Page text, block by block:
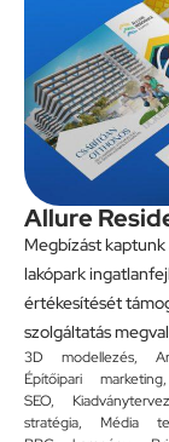
Allure
Megbízást
lakópark
értékesítését
szolgáltatás
3D modellezés,
Építőipari marketing
SEO,
stratégia, Média